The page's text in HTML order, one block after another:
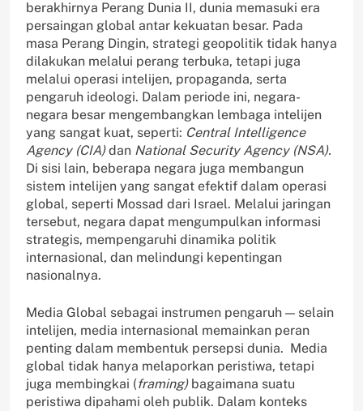
berakhirnya Perang Dunia II, dunia memasuki era
persaingan global antar kekuatan besar. Pada
masa Perang Dingin, strategi geopolitik tidak hanya
dilakukan melalui perang terbuka, tetapi juga
melalui operasi intelijen, propaganda, serta
pengaruh ideologi. Dalam periode ini, negara-
negara besar mengembangkan lembaga intelijen
yang sangat kuat, seperti: Central Intelligence
Agency (CIA)dan National Security Agency (NSA).
Di sisi lain, beberapa negara juga membangun
sistem intelijen yang sangat efektif dalam operasi
global, seperti Mossad dari Israel. Melalui jaringan
tersebut, negara dapat mengumpulkan informasi
strategis, mempengaruhi dinamika politik
internasional, dan melindungi kepentingan
nasionalnya.
Media Global sebagai instrumen pengaruh — selain
intelijen, media internasional memainkan peran
penting dalam membentuk persepsi dunia. Media
global tidak hanya melaporkan peristiwa, tetapi
juga membingkai (framing)bagaimana suatu
peristiwa dipahami oleh publik. Dalam konteks